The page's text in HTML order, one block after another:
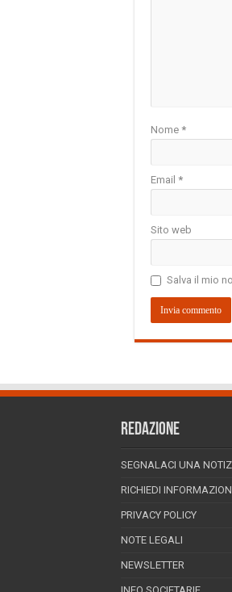
Nome *
Email *
Sito web
Salva il mio
REDAZIONE
SEGNALACI UNA
RICHIEDI
PRIVACY POLICY
NOTE LEGALI
NEWSLETTER